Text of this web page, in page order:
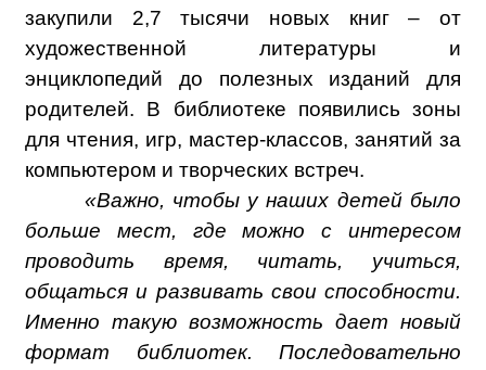
закупили 2,7 тысячи новых книг – от
художественной литературы и
энциклопедий до полезных изданий для
родителей. В библиотеке появились зоны
для чтения, игр, мастер-классов, занятий за
компьютером и творческих встреч.
«Важно, чтобы у наших детей было
больше мест, где можно с интересом
проводить время, читать, учиться,
общаться и развивать свои способности.
Именно такую возможность дает новый
формат библиотек. Последовательно